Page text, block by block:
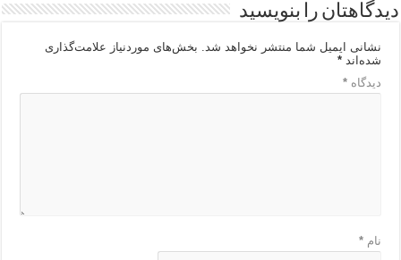
دیدگاهتان را بنویسید
نشانی ایمیل شما منتشر نخواهد شد.
بخش‌های موردنیاز علامت‌گذاری
شده‌اند*
دیدگاه*
نام*